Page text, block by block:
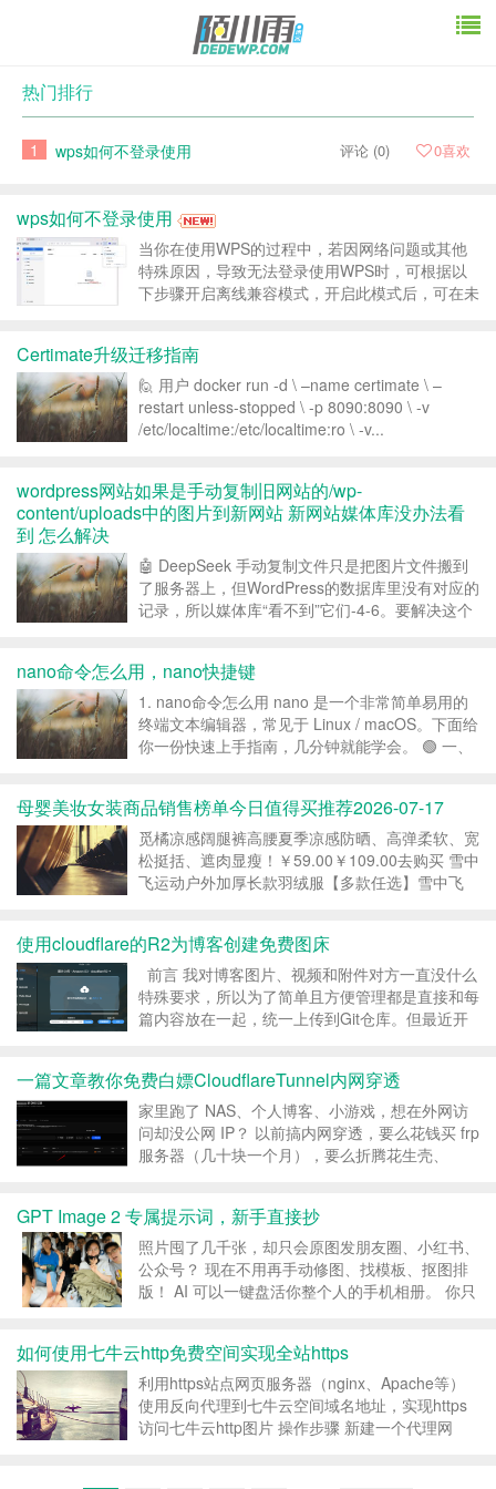
热门排行
评论 (0) 0喜欢
1 wps如何不登录使用
wps如何不登录使用
当你在使用WPS的过程中，若因网络问题或其他
特殊原因，导致无法登录使用WPS时，可根据以
下步骤开启离线兼容模式，开启此模式后，可在未
同步、WPS云文档以及WPS AI等功能。...
Certimate升级迁移指南
🙋 用户 docker run -d \ –name certimate \ –
restart unless-stopped \ -p 8090:8090 \ -v
/etc/localtime:/etc/localtime:ro \ -v...
wordpress网站如果是手动复制旧网站的/wp-
content/uploads中的图片到新网站 新网站媒体库没办法看
到 怎么解决
🤖 DeepSeek 手动复制文件只是把图片文件搬到
了服务器上，但WordPress的数据库里没有对应的
记录，所以媒体库“看不到”它们-4-6。要解决这个
省时省力 这是最...
nano命令怎么用，nano快捷键
1. nano命令怎么用 nano 是一个非常简单易用的
终端文本编辑器，常见于 Linux / macOS。下面给
你一份快速上手指南，几分钟就能学会。 🟢 一、
母婴美妆女装商品销售榜单今日值得买推荐2026-07-17
觅橘凉感阔腿裤高腰夏季凉感防晒、高弹柔软、宽
松挺括、遮肉显瘦！￥59.00￥109.00去购买 雪中
飞运动户外加厚长款羽绒服【多款任选】雪中飞
重重磅纯棉短袖t恤女男慵懒风设计...
使用cloudflare的R2为博客创建免费图床
前言 我对博客图片、视频和附件对方一直没什么
特殊要求，所以为了简单且方便管理都是直接和每
篇内容放在一起，统一上传到Git仓库。但最近开
异常困难。这让我突然意识到，是时候做内容与资
源的分离...
一篇文章教你免费白嫖CloudflareTunnel内网穿透
家里跑了 NAS、个人博客、小游戏，想在外网访
问却没公网 IP？ 以前搞内网穿透，要么花钱买 frp
服务器（几十块一个月），要么折腾花生壳、
Cloudflare Tunnel。 一条 dock...
GPT Image 2 专属提示词，新手直接抄
照片囤了几千张，却只会原图发朋友圈、小红书、
公众号？ 现在不用再手动修图、找模板、抠图排
版！ AI 可以一键盘活你整个人的手机相册。 你只
照片。 01｜日常生活照片 适合：吃饭、旅行、...
如何使用七牛云http免费空间实现全站https
利用https站点网页服务器（nginx、Apache等）
使用反向代理到七牛云空间域名地址，实现https
访问七牛云http图片 操作步骤 新建一个代理网